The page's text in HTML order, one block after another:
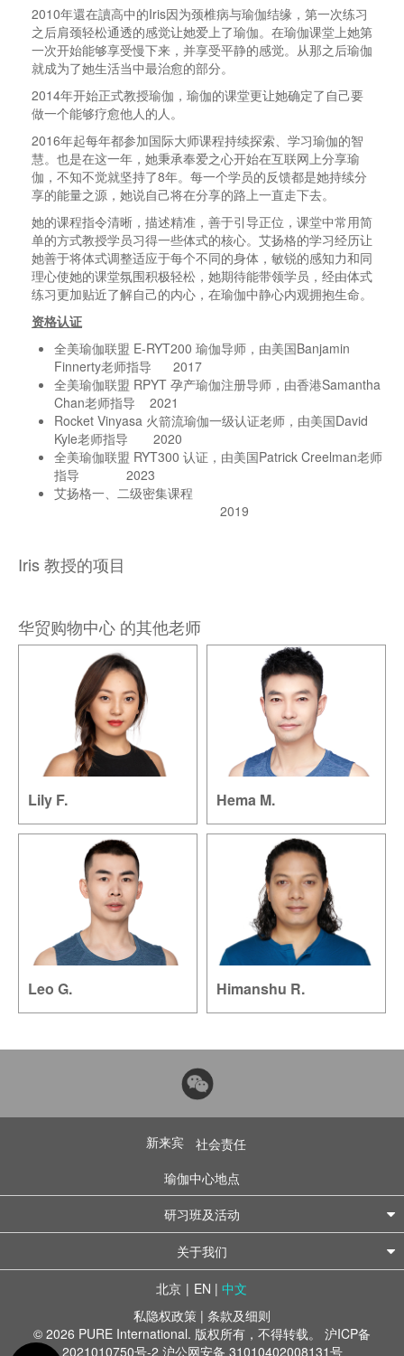
2010年還在讀高中的Iris因为颈椎病与瑜伽结缘，第一次练习
之后肩颈轻松通透的感觉让她爱上了瑜伽。在瑜伽课堂上她第
一次开始能够享受慢下来，并享受平静的感觉。从那之后瑜伽
就成为了她生活当中最治愈的部分。
2014年开始正式教授瑜伽，瑜伽的课堂更让她确定了自己要
做一个能够疗愈他人的人。
2016年起每年都参加国际大师课程持续探索、学习瑜伽的智
慧。也是在这一年，她秉承奉爱之心开始在互联网上分享瑜
伽，不知不觉就坚持了8年。每一个学员的反馈都是她持续分
享的能量之源，她说自己将在分享的路上一直走下去。
她的课程指令清晰，描述精准，善于引导正位，课堂中常用简
单的方式教授学员习得一些体式的核心。艾扬格的学习经历让
她善于将体式调整适应于每个不同的身体，敏锐的感知力和同
理心使她的课堂氛围积极轻松，她期待能带领学员，经由体式
练习更加贴近了解自己的内心，在瑜伽中静心内观拥抱生命。
资格认证
全美瑜伽联盟 E-RYT200 瑜伽导师，由美国Banjamin
Finnerty老师指导
2017
全美瑜伽联盟 RPYT 孕产瑜伽注册导师，由香港Samantha
Chan老师指导
2021
Rocket Vinyasa 火箭流瑜伽一级认证老师，由美国David
Kyle老师指导
2020
全美瑜伽联盟 RYT300 认证，由美国Patrick Creelman老师
指导
2023
艾扬格一、二级密集课程
2019
Iris 教授的项目
华贸购物中心 的其他老师
Lily F. Hema M.
Leo G. Himanshu R.
新来宾
社会责任
瑜伽中心地点
研习班及活动
关于我们
北京 | EN | 中文
私隐权政策 | 条款及细则
© 2026 PURE International. 版权所有，不得转载。 沪ICP备
2021010750号-2 沪公网安备 31010402008131号